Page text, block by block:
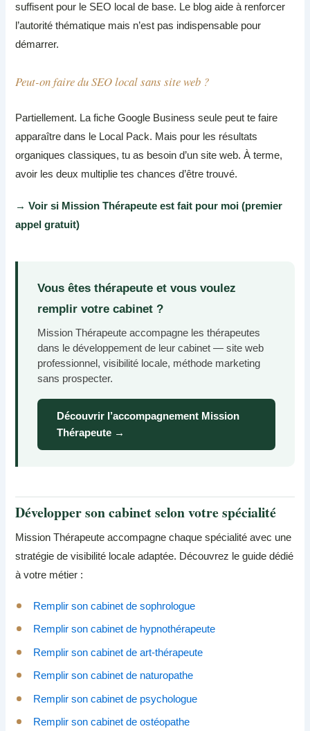
suffisent pour le SEO local de base. Le blog aide à renforcer
l’autorité thématique mais n’est pas indispensable pour
démarrer.
Peut-on faire du SEO local sans site web ?
Partiellement. La fiche Google Business seule peut te faire
apparaître dans le Local Pack. Mais pour les résultats
organiques classiques, tu as besoin d’un site web. À terme,
avoir les deux multiplie tes chances d’être trouvé.
→ Voir si Mission Thérapeute est fait pour moi (premier
appel gratuit)
Vous êtes thérapeute et vous voulez
remplir votre cabinet ?
Mission Thérapeute accompagne les thérapeutes
dans le développement de leur cabinet — site web
professionnel, visibilité locale, méthode marketing
sans prospecter.
Découvrir l’accompagnement Mission
Thérapeute →
Développer son cabinet selon votre spécialité
Mission Thérapeute accompagne chaque spécialité avec une
stratégie de visibilité locale adaptée. Découvrez le guide dédié
à votre métier :
Remplir son cabinet de sophrologue
Remplir son cabinet de hypnothérapeute
Remplir son cabinet de art-thérapeute
Remplir son cabinet de naturopathe
Remplir son cabinet de psychologue
Remplir son cabinet de ostéopathe